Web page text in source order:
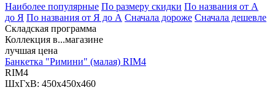
Наиболее популярные По размеру скидки По названия от А
до Я По названия от Я до А Сначала дороже Сначала дешевле
Складская программа
Коллекция в...магазине
лучшая цена
Банкетка "Римини" (малая) RIM4
RIM4
ШхГхВ: 450х450х460